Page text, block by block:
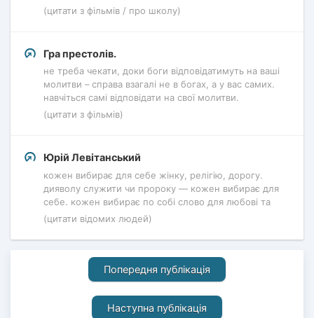
(цитати з фільмів / про школу)
Гра престолів.
не треба чекати, доки боги відповідатимуть на ваші
молитви – справа взагалі не в богах, а у вас самих.
навчіться самі відповідати на свої молитви.
(цитати з фільмів)
Юрій Левітанський
кожен вибирає для себе жінку, релігію, дорогу.
дияволу служити чи пророку — кожен вибирає для
себе. кожен вибирає по собі слово для любові та
(цитати відомих людей)
Попередня публікація
Наступна публікація